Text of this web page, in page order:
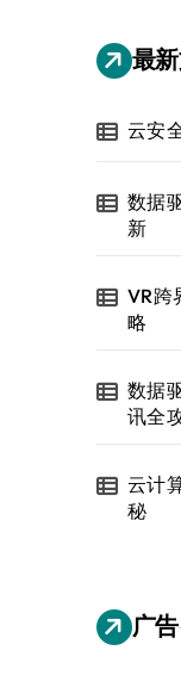
最
云安
数据
新
VR跨
略
数据
讯全
云计
秘
广告